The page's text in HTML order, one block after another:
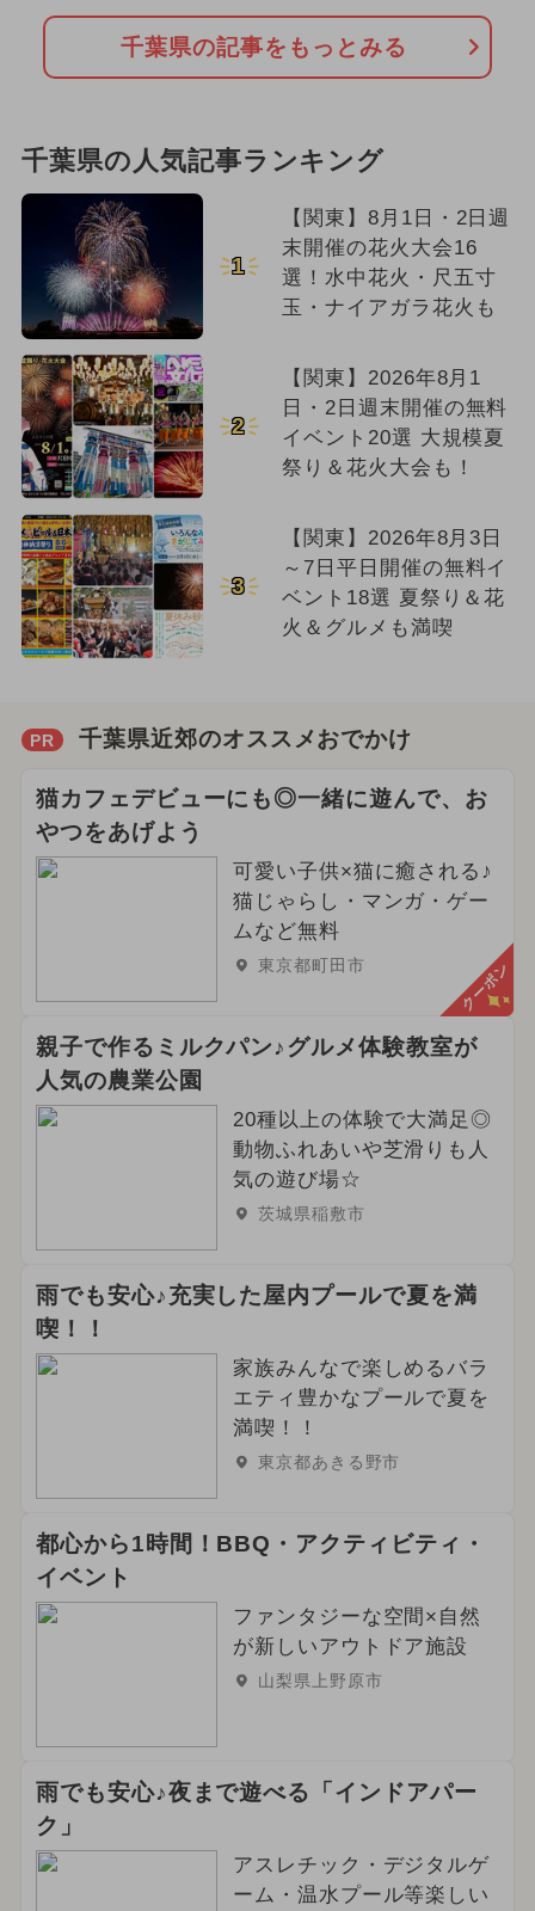
千葉県の記事をもっとみる
千葉県の人気記事ランキング
1
【関東】8月1日・2日週
末開催の花火大会16
選！水中花火・尺五寸
玉・ナイアガラ花火も
2
【関東】2026年8月1
日・2日週末開催の無料
イベント20選 大規模夏
祭り＆花火大会も！
3
【関東】2026年8月3日
～7日平日開催の無料イ
ベント18選 夏祭り＆花
火＆グルメも満喫
PR 千葉県近郊のオススメおでかけ
猫カフェデビューにも◎一緒に遊んで、お
やつをあげよう
可愛い子供×猫に癒される♪
猫じゃらし・マンガ・ゲー
ムなど無料
東京都町田市 クーポン
親子で作るミルクパン♪グルメ体験教室が
人気の農業公園
20種以上の体験で大満足◎
動物ふれあいや芝滑りも人
気の遊び場☆
茨城県稲敷市
雨でも安心♪充実した屋内プールで夏を満
喫！！
家族みんなで楽しめるバラ
エティ豊かなプールで夏を
満喫！！
東京都あきる野市
都心から1時間！BBQ・アクティビティ・
イベント
ファンタジーな空間×自然
が新しいアウトドア施設
山梨県上野原市
雨でも安心♪夜まで遊べる「インドアパー
ク」
アスレチック・デジタルゲ
ーム・温水プール等楽しい